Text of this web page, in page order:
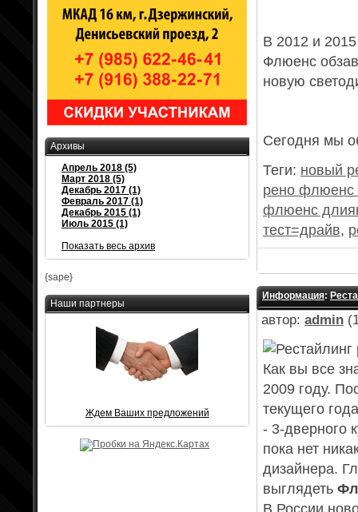
В 2012 и
Флюенс
новую
Сегодня мы
Теги: новый
рено флюенс
флюенс
тест=драйв,
Информация:
автор: admin
Как вы все
2009 году.
текущего
- 3-дверного
пока нет
дизайнера.
выглядеть
В России
Архивы
Апрель 2018 (5)
Март 2018 (5)
Декабрь 2017 (1)
Февраль 2017 (1)
Декабрь 2015 (1)
Июль 2015 (1)
Показать весь архив
{sape}
Наши партнеры
Ждем Ваших предложений